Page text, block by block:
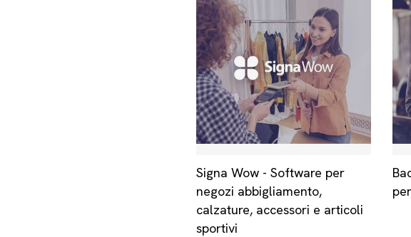
Signa Wow - Software per
negozi abbigliamento,
calzature, accessori e articoli
sportivi